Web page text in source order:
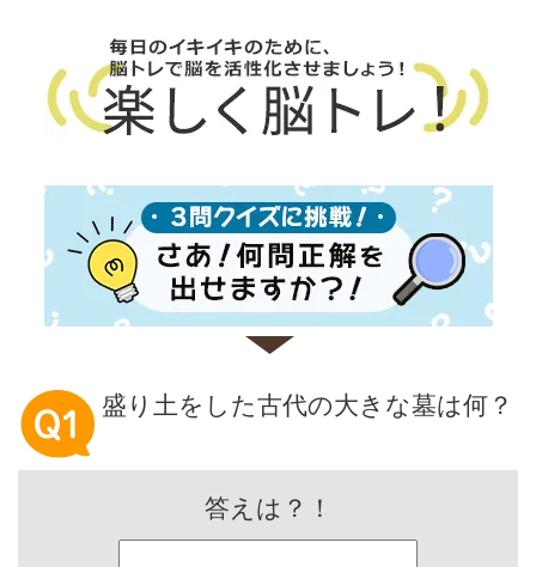
盛り土をした古代の大きな墓は何？
答えは？！